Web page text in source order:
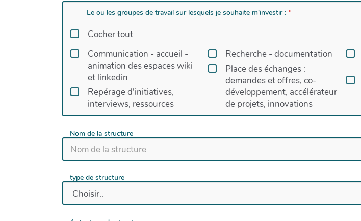
Le ou les groupes de travail sur lesquels je souhaite m'investir :
Cocher tout
Communication - accueil -
animation des espaces wiki
et linkedin
Repérage d'initiatives,
interviews, ressources
Recherche - documentation
Place des échanges :
demandes et offres, co-
développement, accélérateur
de projets, innovations
Nom de la structure
type de structure